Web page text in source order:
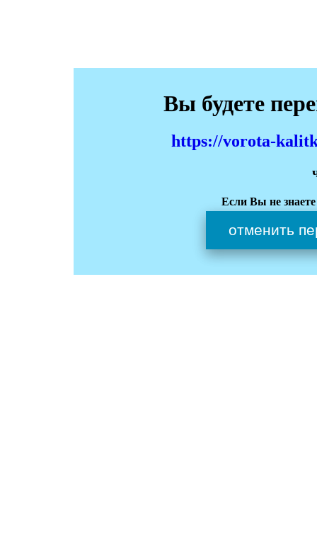
Вы будете
https://vorota-
Если Вы не
отменить